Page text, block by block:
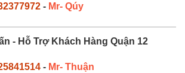
- Mr- Qúy
- Hỗ Trợ Khách Hàng Quận 12
- Mr- Thuận